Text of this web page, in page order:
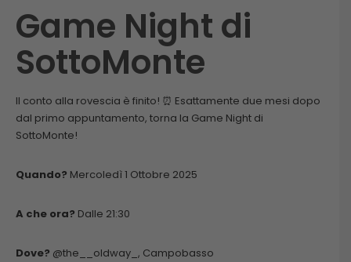
Game Night di
SottoMonte
Il conto alla rovescia è finito! ⏰ Esattamente due mesi dopo
dal primo appuntamento, torna la Game Night di
SottoMonte!
Quando? Mercoledì 1 Ottobre 2025
A che ora? Dalle 21:30
Dove? @the__oldway_, Campobasso